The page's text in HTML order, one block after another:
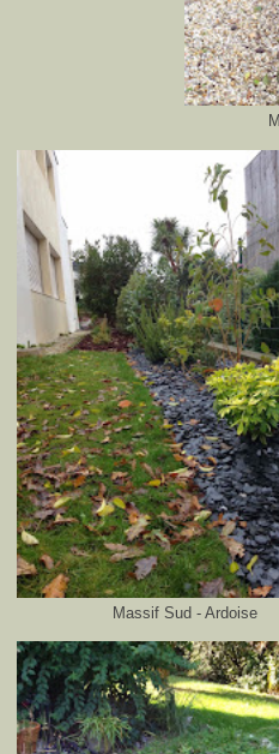
Massif Sud - Ardoise